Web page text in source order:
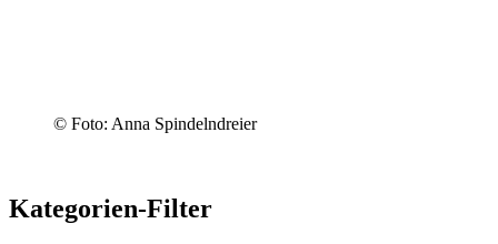
© Foto: Anna Spindelndreier
Kategorien-Filter